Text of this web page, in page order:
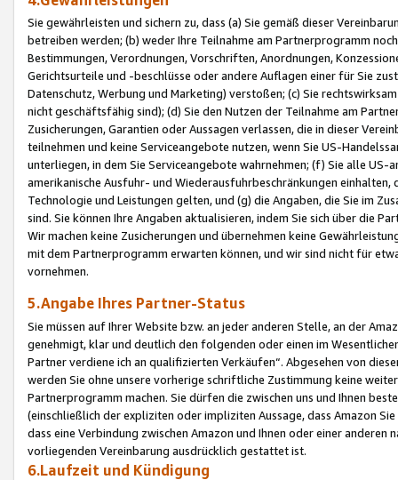
Sie gewährleisten und sichern zu, dass (a) Sie gemäß dieser
betreiben werden; (b) weder Ihre Teilnahme am Partnerprogramm
Bestimmungen, Verordnungen, Vorschriften, Anordnungen,
Gerichtsurteile und -beschlüsse oder andere Auflagen einer für Sie
Datenschutz, Werbung und Marketing) verstoßen; (c) Sie
nicht geschäftsfähig sind); (d) Sie den Nutzen der Teilnahme am
Zusicherungen, Garantien oder Aussagen verlassen, die in dieser
teilnehmen und keine Serviceangebote nutzen, wenn Sie US-
unterliegen, in dem Sie Serviceangebote wahrnehmen; (f) Sie alle
amerikanische Ausfuhr- und Wiederausfuhrbeschränkungen
Technologie und Leistungen gelten, und (g) die Angaben, die Sie im
sind. Sie können Ihre Angaben aktualisieren, indem Sie sich über die
Wir machen keine Zusicherungen und übernehmen keine
mit dem Partnerprogramm erwarten können, und wir sind nicht für
vornehmen.
5.Angabe Ihres Partner-Status
Sie müssen auf Ihrer Website bzw. an jeder anderen Stelle, an der
genehmigt, klar und deutlich den folgenden oder einen im
Partner verdiene ich an qualifizierten Verkäufen“. Abgesehen von
werden Sie ohne unsere vorherige schriftliche Zustimmung keine
Partnerprogramm machen. Sie dürfen die zwischen uns und Ihnen
(einschließlich der expliziten oder impliziten Aussage, dass Amazon
dass eine Verbindung zwischen Amazon und Ihnen oder einer
vorliegenden Vereinbarung ausdrücklich gestattet ist.
6.Laufzeit und Kündigung